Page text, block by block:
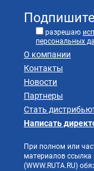
разрешаю
персональных
О компании
Контакты
Новости
Партнеры
Стать
Написать
При полном или
материалов ссылка
(WWW.RUTA.RU)